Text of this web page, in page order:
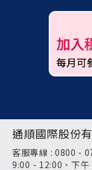
通順國際股份
客服專線 : 0800 -
9:00 - 12:00、下